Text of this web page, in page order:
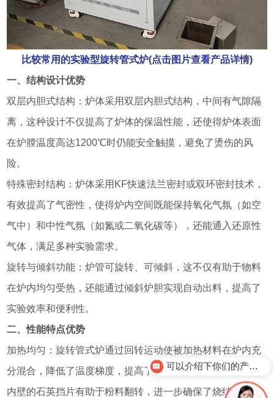
比较常用的实验型旋转管式炉(点击图片查看产品详情)
一、结构设计优势
双层内胆式结构：炉体采用双层内胆式结构，中间有气隙隔
离，这种设计不仅提高了炉体的保温性能，还使得炉体表面
在炉膛温度高达1200℃时仍能安全触摸，避免了烫伤的风
险。
特殊密封结构：炉体采用KF快速法兰密封或双环密封技术，
有效提高了气密性，使得炉内空间既能保持氧化气氛（如空
气中）和中性气氛（如氮或二氧化碳等），还能通入还原性
气体，满足多种实验需求。
旋转与倾斜功能：炉管可旋转、可倾斜，这不仅有助于物料
在炉内均匀受热，还能通过倾斜炉胆实现自动出料，提高了
实验效率和便利性。
二、性能特点优势
加热均匀：旋转管式炉通过回转运动使被加热材料在炉内充
分混合，降低了温度梯度，提高了热处理效果。同时，炉管
内壁的石英挡片有助于粉料翻转，进一步确保了烧结的均匀
可以介绍下你们的产品么？
想了解这款设备配置